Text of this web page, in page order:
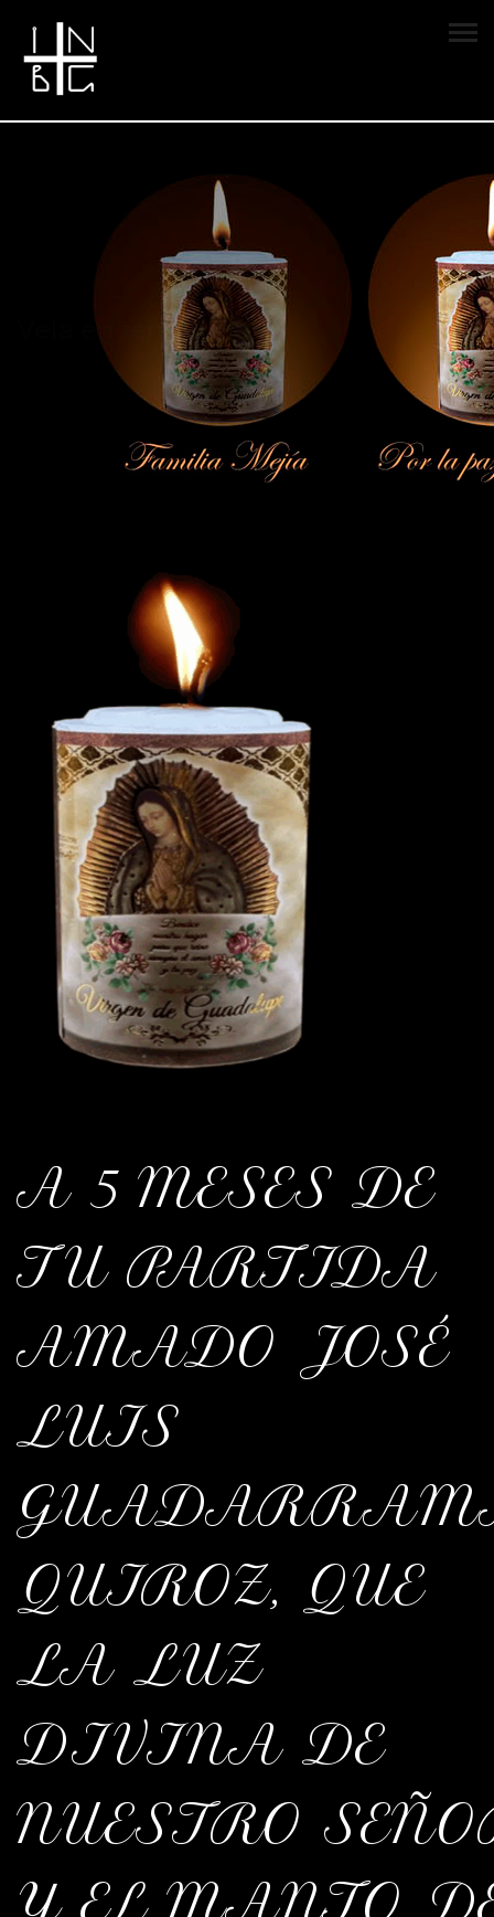
Vela encendida
A 5 MESES DE
TU PARTIDA
AMADO JOSÉ
LUIS
QUIROZ, QUE
LA LUZ
DIVINA DE
NUESTRO
Y EL MANTO